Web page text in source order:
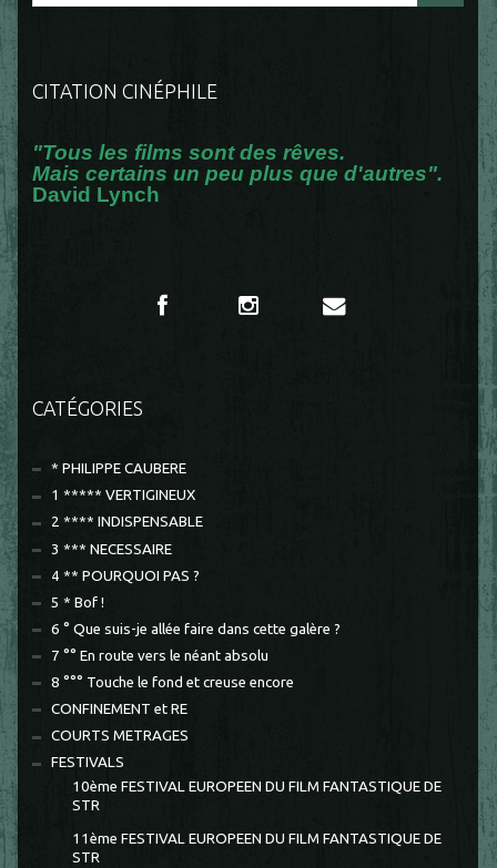
CITATION CINÉPHILE
"Tous les films sont des rêves.
Mais certains un peu plus que d'autres".
David Lynch
CATÉGORIES
* PHILIPPE CAUBERE
1 ***** VERTIGINEUX
2 **** INDISPENSABLE
3 *** NECESSAIRE
4 ** POURQUOI PAS ?
5 * Bof !
6 ° Que suis-je allée faire dans cette galère ?
7 °° En route vers le néant absolu
8 °°° Touche le fond et creuse encore
CONFINEMENT et RE
COURTS METRAGES
FESTIVALS
10ème FESTIVAL EUROPEEN DU FILM FANTASTIQUE DE
STR
11ème FESTIVAL EUROPEEN DU FILM FANTASTIQUE DE
STR